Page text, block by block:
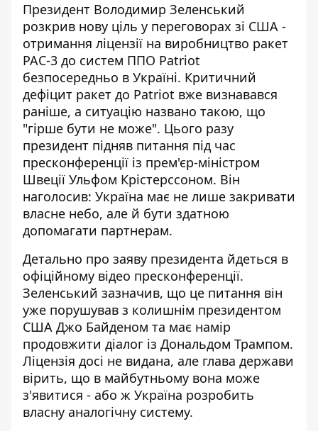
Президент Володимир Зеленський
розкрив нову ціль у переговорах зі США -
отримання ліцензії на виробництво ракет
PAC-3 до систем ППО Patriot
безпосередньо в Україні. Критичний
дефіцит ракет до Patriot вже визнавався
раніше, а ситуацію названо такою, що
"гірше бути не може". Цього разу
президент підняв питання під час
пресконференції із прем'єр-міністром
Швеції Ульфом Крістерссоном. Він
наголосив: Україна має не лише закривати
власне небо, але й бути здатною
допомагати партнерам.
Детально про заяву президента йдеться в
офіційному відео пресконференції.
Зеленський зазначив, що це питання він
уже порушував з колишнім президентом
США Джо Байденом та має намір
продовжити діалог із Дональдом Трампом.
Ліцензія досі не видана, але глава держави
вірить, що в майбутньому вона може
з'явитися - або ж Україна розробить
власну аналогічну систему.